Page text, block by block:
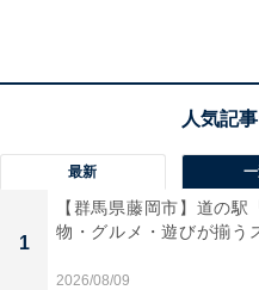
最新
1
【群馬県藤岡市】道の
物・グルメ・遊びが揃う
2026/08/09